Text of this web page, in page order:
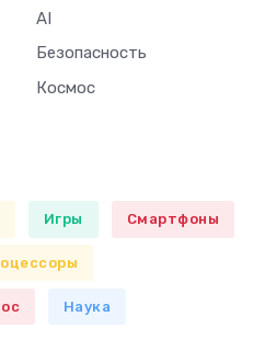
AI
Безопасность
Космос
Игры Смартфоны
Наука